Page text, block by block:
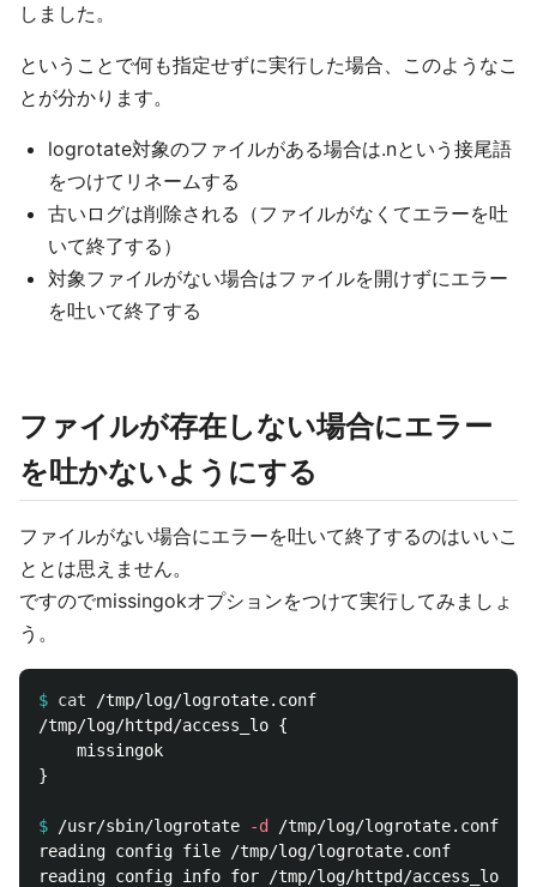
しました。
ということで何も指定せずに実行した場合、このようなこ
とが分かります。
logrotate対象のファイルがある場合は.nという接尾語
をつけてリネームする
古いログは削除される（ファイルがなくてエラーを吐
いて終了する）
対象ファイルがない場合はファイルを開けずにエラー
を吐いて終了する
ファイルが存在しない場合にエラー
を吐かないようにする
ファイルがない場合にエラーを吐いて終了するのはいいこ
ととは思えません。
ですのでmissingokオプションをつけて実行してみましょ
う。
$ cat
/tmp/log/httpd/access_lo {
    missingok
}
$ /usr/sbin/logrotate -d
reading config file /tmp/log/logrotate.conf
reading config info for /tmp/log/httpd/access_lo